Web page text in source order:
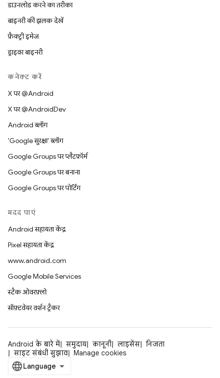
डाउनलोड करने का तरीका
बाइनरी की झलक देखें
फ़ैक्ट्री इमेज
ड्राइवर बाइनरी
कनेक्ट करें
X पर @Android
X पर @AndroidDev
Android ब्लॉग
'Google सुरक्षा' ब्लॉग
Google Groups पर प्लैटफ़ॉर्म
Google Groups पर बनाना
Google Groups पर पोर्टिंग
मदद पाएं
Android सहायता केंद्र
Pixel सहायता केंद्र
www.android.com
Google Mobile Services
स्टैक ओवरफ़्लो
सॉफ़्टवेयर वर्शन ट्रैकर
Android के बारे में समुदाय कानूनी लाइसेंस
निजता
साइट संबंधी सुझाव
Manage cookies